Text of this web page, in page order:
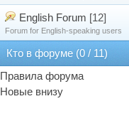
English Forum [12]
Forum for English-speaking users
Кто в форуме (0 / 11)
Правила форума
Новые внизу